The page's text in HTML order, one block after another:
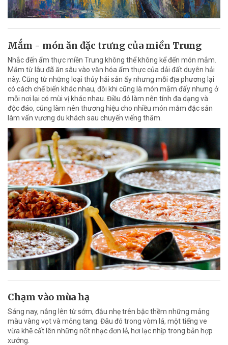
Mắm - món ăn đặc trưng của miền Trung
Nhắc đến ẩm thực miền Trung không thể không kể đến món mắm.
Mắm từ lâu đã ăn sâu vào văn hóa ẩm thực của dải đất duyên hải
này. Cũng từ những loại thủy hải sản ấy nhưng mỗi địa phương lại
có cách chế biến khác nhau, đôi khi cũng là món mắm đấy nhưng ở
mỗi nơi lại có mùi vị khác nhau. Điều đó làm nên tính đa dạng và
độc đáo, cũng làm nên thương hiệu cho nhiều món mắm đặc sản
làm vấn vương du khách sau chuyến viếng thăm.
Chạm vào mùa hạ
Sáng nay, nắng lên từ sớm, đậu nhẹ trên bậc thềm những mảng
màu vàng vọt và mỏng tang. Đâu đó trong vòm lá, một tiếng ve
vừa khẽ cất lên những nốt nhạc đơn lẻ, hơi lạc nhịp trong bản hợp
xướng.